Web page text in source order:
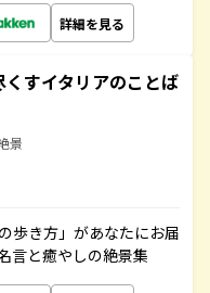
詳細を見る
すイタリアのことば
景
歩き方」があなたにお届
言と癒やしの絶景集